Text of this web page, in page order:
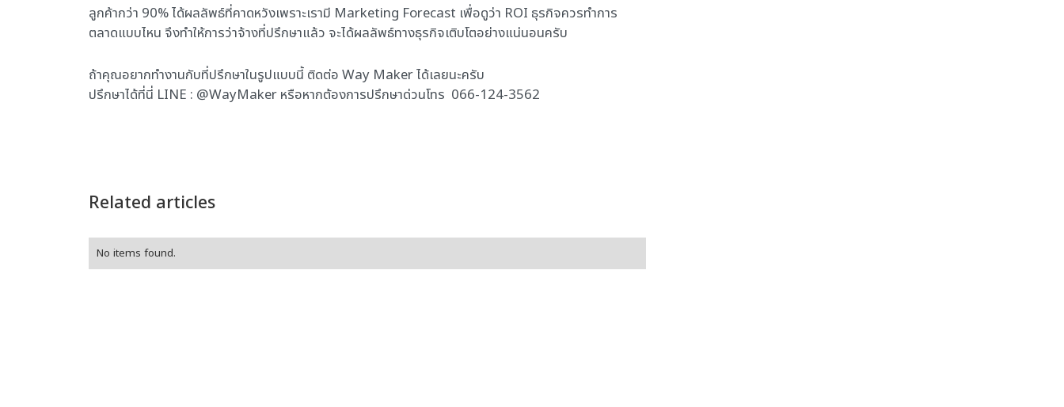
ลูกค้ากว่า 90% ได้ผลลัพธ์ที่คาดหวังเพราะเรามี Marketing Forecast เพื่อดูว่า ROI ธุรกิจควรทำการ
ตลาดแบบไหน จึงทำให้การว่าจ้างที่ปรึกษาแล้ว จะได้ผลลัพธ์ทางธุรกิจเติบโตอย่างแน่นอนครับ
ถ้าคุณอยากทำงานกับที่ปรึกษาในรูปแบบนี้ ติดต่อ Way Maker ได้เลยนะครับ
ปรึกษาได้ที่นี่ LINE : @WayMaker หรือหากต้องการปรึกษาด่วนโทร 066-124-3562
Related articles
No items found.